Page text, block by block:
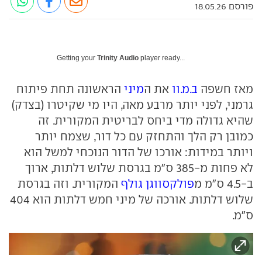
פורסם 18.05.26
Getting your Trinity Audio player ready...
מאז חשפה ב.מ.וו את המיני הראשונה תחת פיתוח
גרמני, לפני יותר מרבע מאה, היו מי שקיטרו (בצדק)
שהיא גדולה מדי ביחס לבריטית המקורית. זה
כמובן רק הלך והתחזק עם כל דור, שצמח יותר
ויותר במידות: אורכו של הדור הנוכחי למשל הוא
לא פחות מ-385 ס"מ בגרסת שלוש דלתות, ארוך
ב-4.5 ס"מ מ
פולקסווגן גולף המקורית. וזה בגרסת
שלוש דלתות. אורכה של מיני חמש דלתות הוא 404
ס"מ.